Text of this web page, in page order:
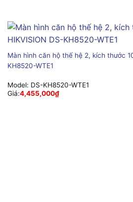
Màn hình căn hộ thế hệ 2, kích thước
KH8520-WTE1
Model: DS-KH8520-WTE1
Giá:4,455,000₫